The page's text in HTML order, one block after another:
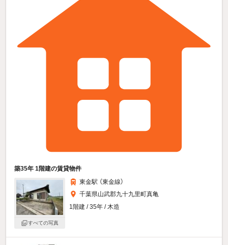
築35年 1階建の賃貸物件
すべての写真
東金駅 （東金線）
千葉県山武郡九十九里町真亀
1階建 / 35年 / 木造